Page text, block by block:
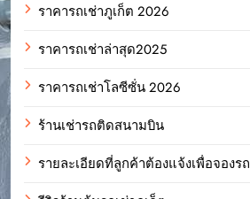
ราคารถเช่าภูเก็ต 2026
ราคารถเช่าล่าสุด2025
ราคารถเช่าโลซีซั่น 2026
ร้านเช่ารถติดสนามบิน
รายละเอียดที่ลูกค้าต้องแจ้งเพื่อจองรถ